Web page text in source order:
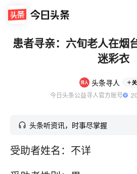
患者寻亲：六旬老人在烟
迷彩衣
头条寻人
今日头条公益寻人官方账号
头条听资讯，时事尽掌握
受助者姓名：不详